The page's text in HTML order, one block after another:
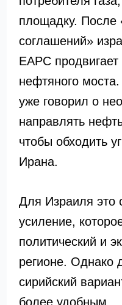
площадку. После
соглашений»
EAPC
нефтяного
уже говорил о
направлять
чтобы обходить
Ирана.
Для Израиля это
усиление,
политический и
регионе. Однако
сирийский
более удобным.